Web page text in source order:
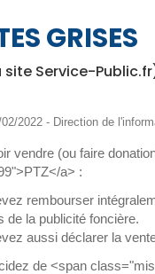
GRISES
site Service-
2022 - Direction de
vendre (ou faire
a> :
rembourser
de la publicité foncière.
aussi déclarer la
de <span